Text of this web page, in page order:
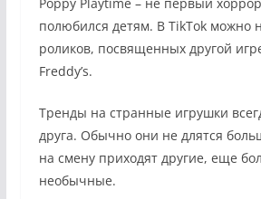
Poppy Playtime – не первый
полюбился детям. В TikTok можно
роликов, посвященных другой
Freddy’s.
Тренды на странные игрушки
друга. Обычно они не длятся
на смену приходят другие, еще
необычные.